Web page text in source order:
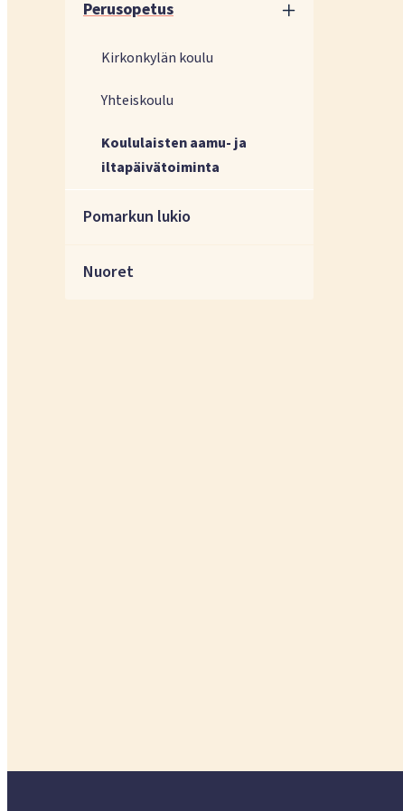
Perusopetus
Kirkonkylän koulu
Yhteiskoulu
Koululaisten aamu- ja
iltapäivätoiminta
Pomarkun lukio
Nuoret